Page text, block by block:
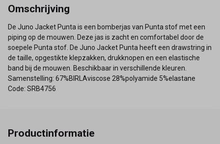
Omschrijving
De Juno Jacket Punta is een bomberjas van Punta stof met een
piping op de mouwen. Deze jas is zacht en comfortabel door de
soepele Punta stof. De Juno Jacket Punta heeft een drawstring in
de taille, opgestikte klepzakken, drukknopen en een elastische
band bij de mouwen. Beschikbaar in verschillende kleuren.
Samenstelling: 67%BIRLAviscose 28%polyamide 5%elastane
Code: SRB4756
Productinformatie